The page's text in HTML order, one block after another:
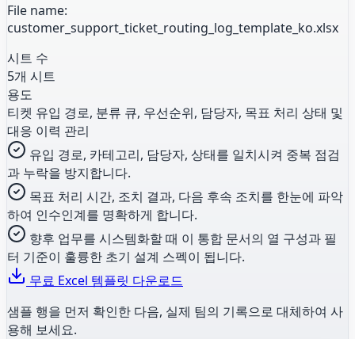
File name:
customer_support_ticket_routing_log_template_ko.xlsx
시트 수
5개 시트
용도
티켓 유입 경로, 분류 큐, 우선순위, 담당자, 목표 처리 상태 및
대응 이력 관리
유입 경로, 카테고리, 담당자, 상태를 일치시켜 중복 점검
과 누락을 방지합니다.
목표 처리 시간, 조치 결과, 다음 후속 조치를 한눈에 파악
하여 인수인계를 명확하게 합니다.
향후 업무를 시스템화할 때 이 통합 문서의 열 구성과 필
터 기준이 훌륭한 초기 설계 스펙이 됩니다.
무료 Excel 템플릿 다운로드
샘플 행을 먼저 확인한 다음, 실제 팀의 기록으로 대체하여 사
용해 보세요.